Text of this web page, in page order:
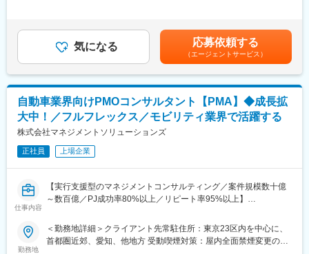
PMOとしてのキャリアは以下１～４のステップがございます。
１．プロジェクトアドミニストレーター
２．プロジェクトコントローラー
３．プロジェクトマネジメントアナリスト
４．プロジェクトマネジメントコンサルタント
※プロジェクトマネジメントの次のステップとしては、デリバリー
マネージャーとして担当のお客様を持ち、チームメンバー管理を
行っていただきます。又社内公募制度等も利用し、PMO以外の職
種に社内でキャリアチェンジをすることも可能です。
変更の範囲：当社及び出向（転籍）先における各種業務全般
・PJ課題に対する解決支援
・開発ベンダー等協力会社及び、クライアントとのスケジュール/
進捗等の各種調整
・会議体ファシリテート（議事録作成含む）及び、クライアント
へのレポーティング
※その他、PJの進行や行程をよりスムーズに行うためのサポート
を幅広く行います。
■モビリティ×PMの魅力
◇革新的な技術に触れられる
期待ができます。
◇最先端技術と組織を繋ぐ中核になれる
経営層のビジョンのギャップを埋める役割を果たす重要なポジシ
ョンを担えます。「ソフトウェア×ハードウェア」の複雑な構造を
手当＞有＜給与補足＞※当社給与規定により、経験・スキル等を考
慮した上で決定いたします。■昇給・昇格：基本的に年1回（ご入
社月により変動）・子ども手当※・通勤交通費支給（上限5万円）
※・テレワーク手当※※については、当社規程に準じ支給賃金はあ
くまでも目安の金額であり、選考を通じて上下する可能性があり
ます。月給(月額)は固定手当を含めた表記です。
気になる 応募依頼する
（エージェントサービス）
自動車業界向けPMOコンサルタント【PMA】◆成長拡
大中！／フルフレックス／モビリティ業界で活躍する
株式会社マネジメントソリューションズ
正社員 上場企業
仕事内容
【実行支援型のマネジメントコンサルティング／案件規模数十億
～数百億／PJ成功率80%以上／リピート率95%以上】
モビリティ業界に於いて、InCar領域（車載機、各種センサー等）
のソフトウェア開発プロジェクトに参画して頂きます。
勤務地
＜勤務地詳細＞クライアント先常駐住所：東京23区内を中心に、
首都圏近郊、愛知、他地方 受動喫煙対策：屋内全面禁煙変更の範